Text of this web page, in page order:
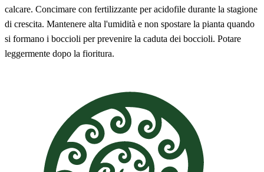
calcare. Concimare con fertilizzante per acidofile durante la stagione
di crescita. Mantenere alta l'umidità e non spostare la pianta quando
si formano i boccioli per prevenire la caduta dei boccioli. Potare
leggermente dopo la fioritura.